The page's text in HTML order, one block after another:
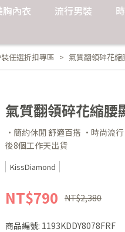
胸內衣 流行男裝
任選折扣專區 氣質翻領碎花縮
氣質翻領碎花縮腰
·簡約休閒 舒適百搭 ·時尚流
後8個工作天出貨
KissDiamond
NT$790 NT$2,380
商品編號: 1193KDDY8078FRF